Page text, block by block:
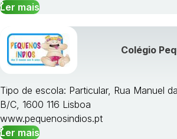
Ler mais
Colégio
Tipo de escola: Particular, Rua Manuel
B/C, 1600 116 Lisboa
www.pequenosindios.pt
Ler mais